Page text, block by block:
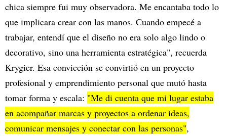
chica siempre fui muy observadora. Me encantaba todo lo
que implicara crear con las manos. Cuando empecé a
trabajar, entendí que el diseño no era solo algo lindo o
decorativo, sino una herramienta estratégica", recuerda
Krygier. Esa convicción se convirtió en un proyecto
profesional y emprendimiento personal que mutó hasta
tomar forma y escala: "Me di cuenta que mi lugar estaba
en acompañar marcas y proyectos a ordenar ideas,
comunicar mensajes y conectar con las personas",